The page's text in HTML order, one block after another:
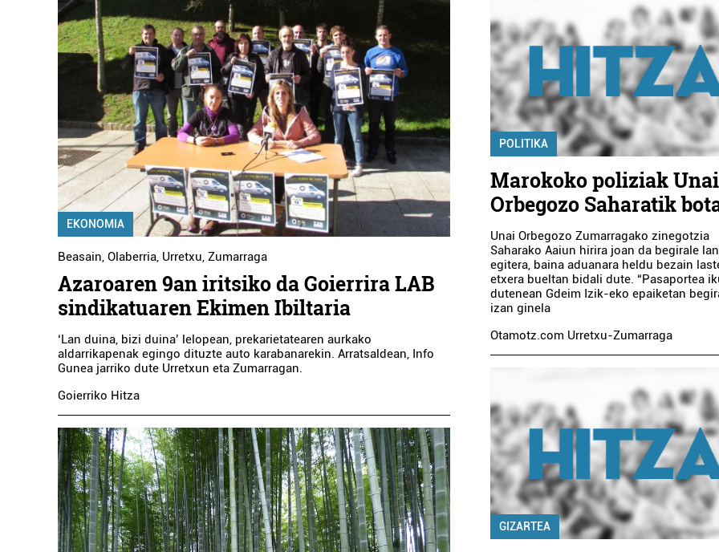
EKONOMIA
Beasain, Olaberria, Urretxu, Zumarraga
Azaroaren 9an iritsiko da Goierrira LAB
sindikatuaren Ekimen Ibiltaria
‘Lan duina, bizi duina’ lelopean, prekarietatearen aurkako
aldarrikapenak egingo dituzte auto karabanarekin. Arratsaldean, Info
Gunea jarriko dute Urretxun eta Zumarragan.
Goierriko Hitza
POLITIKA
Marokoko poliziak Unai
Orbegozo Saharatik
Unai Orbegozo Zumarragako zinegotzia
Saharako Aaiun hirira joan da begirale
egitera, baina aduanara heldu bezain
etxera bueltan bidali dute. “Pasaportea
dutenean Gdeim Izik-eko epaiketan
izan ginela
Otamotz.com Urretxu-Zumarraga
GIZARTEA